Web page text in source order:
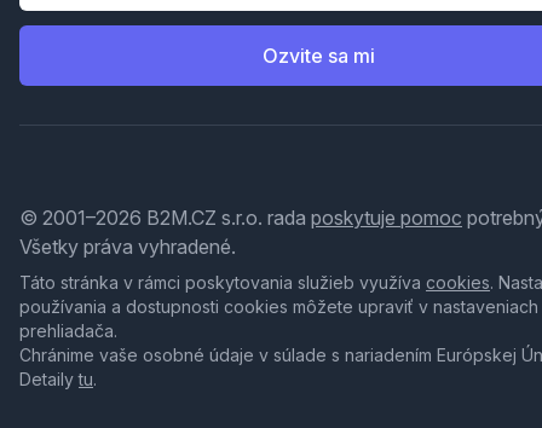
Ozvite sa mi
© 2001–2026 B2M.CZ s.r.o. rada poskytuje pomoc
Všetky práva vyhradené.
Táto stránka v rámci poskytovania služieb využíva cookies.
používania a dostupnosti cookies môžete upraviť v nastaveniach
prehliadača.
Chránime vaše osobné údaje v súlade s nariadením Európskej
Detailytu.